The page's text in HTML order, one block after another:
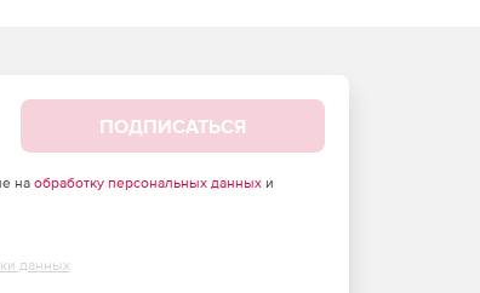
ПОДПИСАТЬСЯ
на обработку персональных данныхи
данных